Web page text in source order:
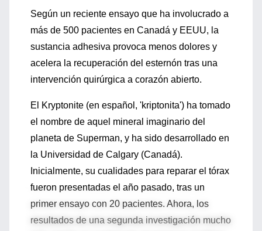
Según un reciente ensayo que ha involucrado a
más de 500 pacientes en Canadá y EEUU, la
sustancia adhesiva provoca menos dolores y
acelera la recuperación del esternón tras una
intervención quirúrgica a corazón abierto.
El Kryptonite (en español, 'kriptonita') ha tomado
el nombre de aquel mineral imaginario del
planeta de Superman, y ha sido desarrollado en
la Universidad de Calgary (Canadá).
Inicialmente, su cualidades para reparar el tórax
fueron presentadas el año pasado, tras un
primer ensayo con 20 pacientes. Ahora, los
resultados de una segunda investigación mucho